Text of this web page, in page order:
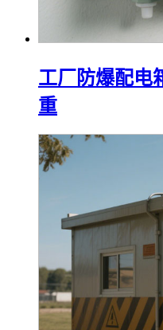
工厂防爆配电
重